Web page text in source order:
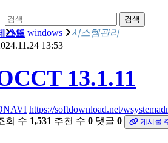
검색
MS windows 시스템관리
스트
13:53
13.1.11
https://softdownload.net/
회 수 1,531 추천 수 0 댓글 0 게시물